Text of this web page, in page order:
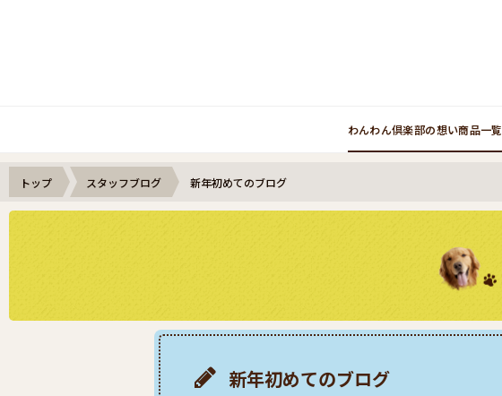
わんわん倶楽部の想い商品一覧
トップ スタッフブログ 新年初めてのブログ
新年初めてのブログ